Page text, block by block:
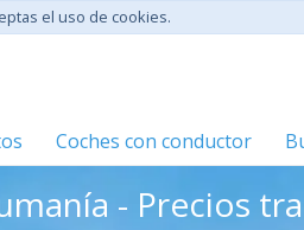
el uso de cookies.
Coches con conductor
- Precios